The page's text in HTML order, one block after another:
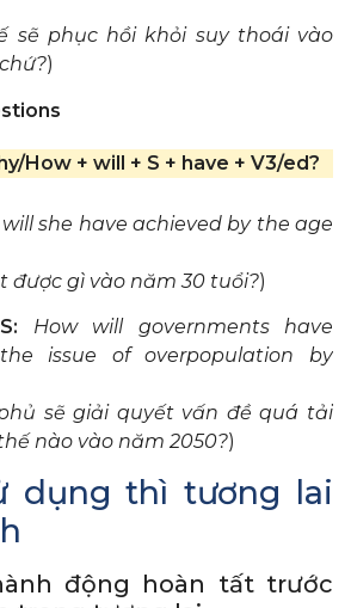
sẽ phục hồi khỏi suy thoái vào
)
How + will + S + have + V3/ed?
she have achieved by the age
được gì vào năm 30 tuổi?)
How will governments have
issue of overpopulation by
sẽ giải quyết vấn đề quá tải
nào vào năm 2050?)
dụng thì tương lai
động hoàn tất trước